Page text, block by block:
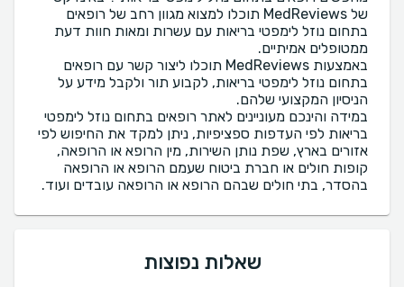
של MedReviews תוכלו למצוא מגוון רחב של רופאים
בתחום נוזל לימפטי בריאות עם עשרות ומאות חוות דעת
באמצעות MedReviews תוכלו ליצור קשר עם רופאים
בתחום נוזל לימפטי בריאות, לקבוע תור ולקבל מידע על
במידה והינכם מעוניינים לאתר רופאים בתחום נוזל לימפטי
בריאות לפי העדפות ספציפיות, ניתן למקד את החיפוש לפי
אזורים בארץ, שפת נותן השירות, מין הרופא או הרופאה,
קופות חולים או חברת ביטוח שעמם הרופא או הרופאה
בהסדר, בתי חולים שבהם הרופא או הרופאה עובדים ועוד.
שאלות נפוצות